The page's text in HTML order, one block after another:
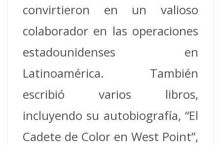
convirtieron en un valioso
colaborador en las operaciones
estadounidenses en
Latinoamérica. También
escribió varios libros,
incluyendo su autobiografía, “El
Cadete de Color en West Point”,